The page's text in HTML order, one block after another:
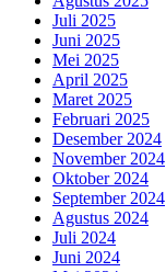
Juli 2025
Juni 2025
Mei 2025
April 2025
Maret 2025
Februari 2025
Desember 2024
November 2024
Oktober 2024
September 2024
Agustus 2024
Juli 2024
Juni 2024